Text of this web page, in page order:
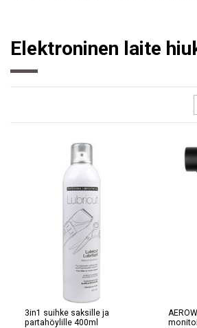
Elektroninen laite
3in1 suihke saksille ja
partahöylille 400ml